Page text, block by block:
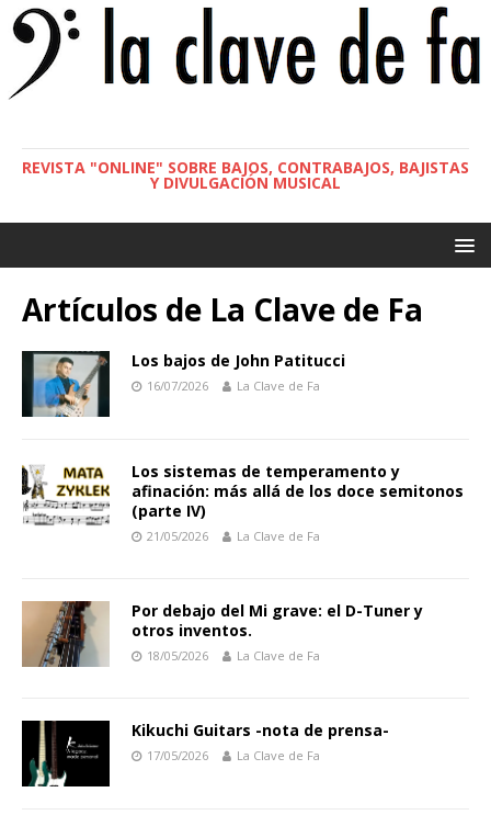
REVISTA "ONLINE" SOBRE BAJOS, CONTRABAJOS, BAJISTAS
Y DIVULGACIÓN MUSICAL
Artículos de La Clave de Fa
Los bajos de John Patitucci
16/07/2026 La Clave de Fa
Los sistemas de temperamento y
afinación: más allá de los doce semitonos
(parte IV)
21/05/2026 La Clave de Fa
Por debajo del Mi grave: el D-Tuner y
otros inventos.
18/05/2026 La Clave de Fa
Kikuchi Guitars -nota de prensa-
17/05/2026 La Clave de Fa